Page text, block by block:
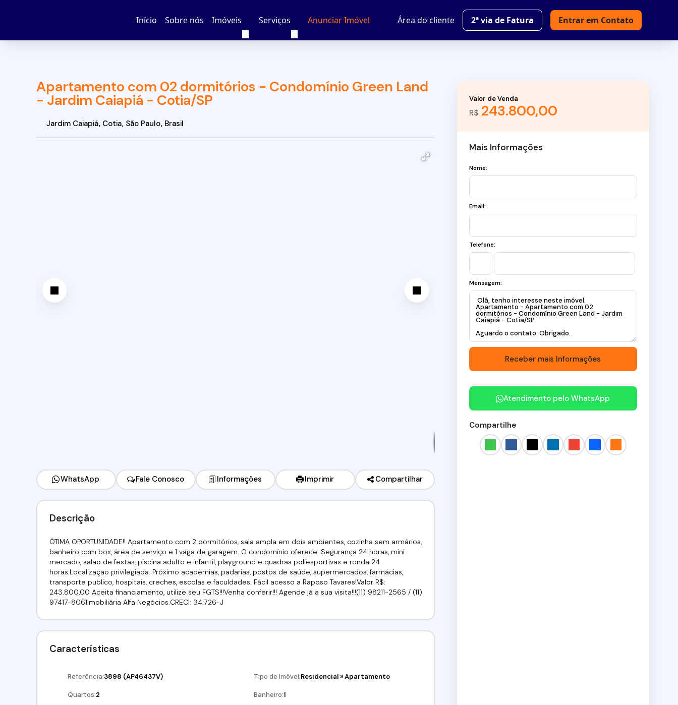
Entrar em Contato
2ª via de Fatura
Área do cliente
Anunciar Imóvel
Serviços
Imóveis
Sobre nós
Início
Apartamento com 02 dormitórios - Condomínio Green Land
- Jardim Caiapiá - Cotia/SP
Jardim Caiapiá, Cotia, São Paulo, Brasil
WhatsApp Fale Conosco Informações Imprimir Compartilhar
Descrição
ÓTIMA OPORTUNIDADE!! Apartamento com 2 dormitórios, sala ampla em dois ambientes, cozinha sem armários,
banheiro com box, área de serviço e 1 vaga de garagem. O condomínio oferece: Segurança 24 horas, mini
mercado, salão de festas, piscina adulto e infantil, playground e quadras poliesportivas e ronda 24
horas.Localização privilegiada. Próximo academias, padarias, postos de saúde, supermercados, farmácias,
transporte publico, hospitais, creches, escolas e faculdades. Fácil acesso a Raposo Tavares!Valor R$:
243.800,00 Aceita financiamento, utilize seu FGTS!!!Venha conferir!!! Agende já a sua visita!!!(11) 98211-2565 / (11)
97417-8061Imobiliária Alfa Negócios.CRECI: 34.726-J
Características
Referência:3898 (AP46437V) Tipo de Imóvel:Residencial»Apartamento
Quartos:2 Banheiro:1
R$243.800,00
Valor de Venda
Mais Informações
Nome:
Email:
Telefone:
Mensagem:
Atendimento peloWhatsApp
Compartilhe